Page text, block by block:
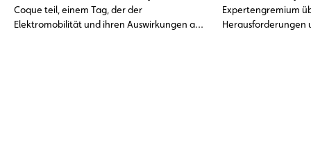
Coque teil, einem Tag, der der
Elektromobilität und ihren Auswirkungen auf
Expertengremium
Herausforderungen